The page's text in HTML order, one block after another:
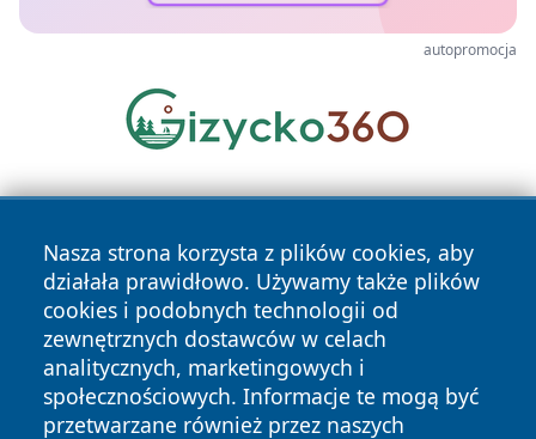
autopromocja
Nasza strona korzysta z plików cookies, aby
działała prawidłowo. Używamy także plików
cookies i podobnych technologii od
zewnętrznych dostawców w celach
analitycznych, marketingowych i
społecznościowych. Informacje te mogą być
przetwarzane również przez naszych
Copyright © 2026 wrotagrudziadza.pl Wszystkie prawa
zastrzeżone.